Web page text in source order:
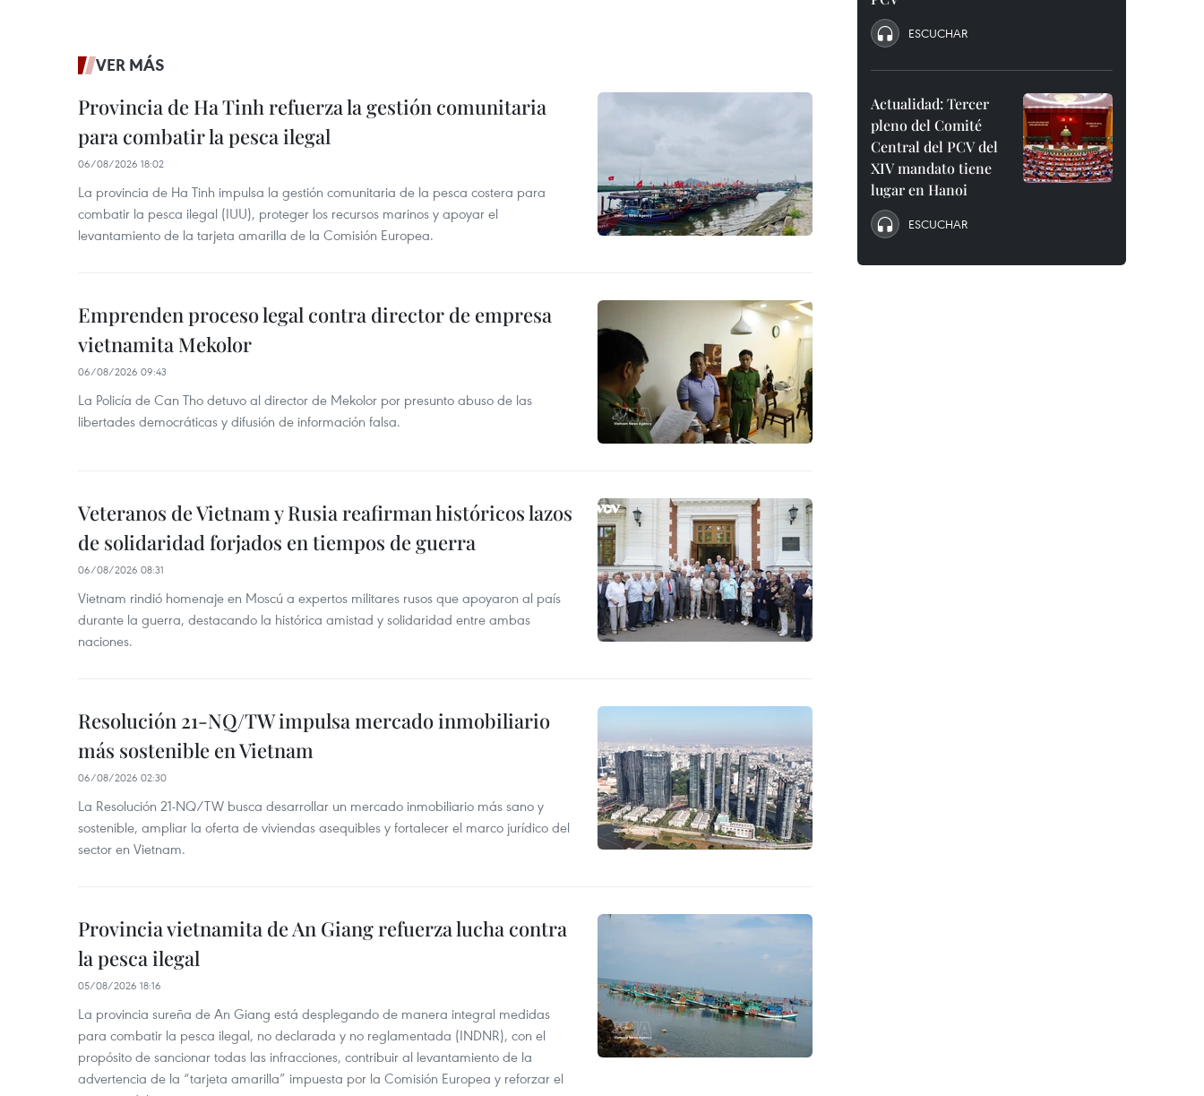
VER MÁS
Provincia de Ha Tinh refuerza la gestión comunitaria
para combatir la pesca ilegal
06/08/2026 18:02
La provincia de Ha Tinh impulsa la gestión comunitaria de la pesca costera para
combatir la pesca ilegal (IUU), proteger los recursos marinos y apoyar el
levantamiento de la tarjeta amarilla de la Comisión Europea.
Emprenden proceso legal contra director de empresa
vietnamita Mekolor
06/08/2026 09:43
La Policía de Can Tho detuvo al director de Mekolor por presunto abuso de las
libertades democráticas y difusión de información falsa.
Veteranos de Vietnam y Rusia reafirman históricos lazos
de solidaridad forjados en tiempos de guerra
06/08/2026 08:31
Vietnam rindió homenaje en Moscú a expertos militares rusos que apoyaron al país
durante la guerra, destacando la histórica amistad y solidaridad entre ambas
naciones.
Resolución 21-NQ/TW impulsa mercado inmobiliario
más sostenible en Vietnam
06/08/2026 02:30
La Resolución 21-NQ/TW busca desarrollar un mercado inmobiliario más sano y
sostenible, ampliar la oferta de viviendas asequibles y fortalecer el marco jurídico del
sector en Vietnam.
Provincia vietnamita de An Giang refuerza lucha contra
la pesca ilegal
05/08/2026 18:16
La provincia sureña de An Giang está desplegando de manera integral medidas
para combatir la pesca ilegal, no declarada y no reglamentada (INDNR), con el
propósito de sancionar todas las infracciones, contribuir al levantamiento de la
advertencia de la “tarjeta amarilla” impuesta por la Comisión Europea y reforzar el
ESCUCHAR
Actualidad: Tercer
pleno del Comité
Central del PCV del
XIV mandato tiene
lugar en Hanoi
ESCUCHAR